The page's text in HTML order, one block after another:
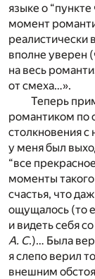
языке о
момент
реалистически
вполне уверен
на весь
от смеха…».
Теперь
романтиком по
столкновения
у меня был
“все
моменты
счастья, что
ощущалось (то
и видеть себя
А. С.)… Была
я слепо верил
внешним